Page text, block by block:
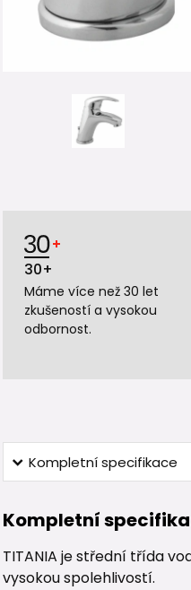
30+
Máme více než 30 let
zkušeností a vysokou
odbornost.
Kompletní specifikace
Kompletní
TITANIA je střední třída
vysokou spolehlivostí.